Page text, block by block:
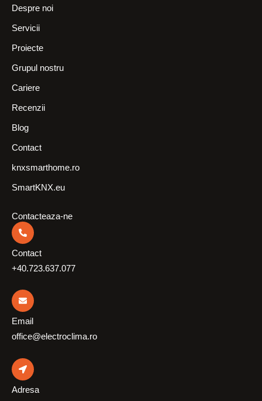
Despre noi
Servicii
Proiecte
Grupul nostru
Cariere
Recenzii
Blog
Contact
knxsmarthome.ro
SmartKNX.eu
Contacteaza-ne
Contact
+40.723.637.077
Email
office@electroclima.ro
Adresa